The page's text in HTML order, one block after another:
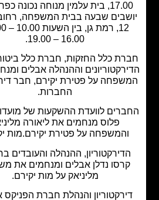
שבעה בבית המשפחה, רחוב הראל
12, רמת גן, בין השעות 10.00 – 14.00,
כלל החזקות, חברת כלל ביטוח, חברי
וההנהלה אבלים ומנחמים את
על פטירת יקירם, חבר דירקטוריון
החברות.
לוועדת ההשקעות של מועדון המאה
פלוס מנחמים את ליאורה מליניאק
על פטירת יקירם.מות יקירם.
ההנהלה והעובדים בחברת
נדלן אבלים ומנחמים את משפחת
מליניאק על מות יקירם.
והנהלת חברת הפניקס אבלים